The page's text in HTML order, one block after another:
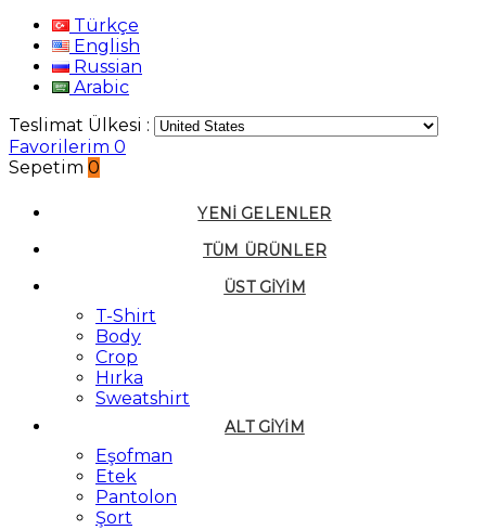
Türkçe
English
Russian
Arabic
Teslimat Ülkesi :
Favorilerim 0
Sepetim 0
YENI GELENLER
TÜM ÜRÜNLER
ÜST GIYIM
T-Shirt
Body
Crop
Hırka
Sweatshirt
ALT GIYIM
Eşofman
Etek
Pantolon
Şort